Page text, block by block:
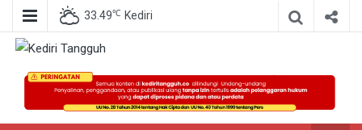
33.49℃ Kediri
Kediri Tangguh
Berita Akurat Terpercaya